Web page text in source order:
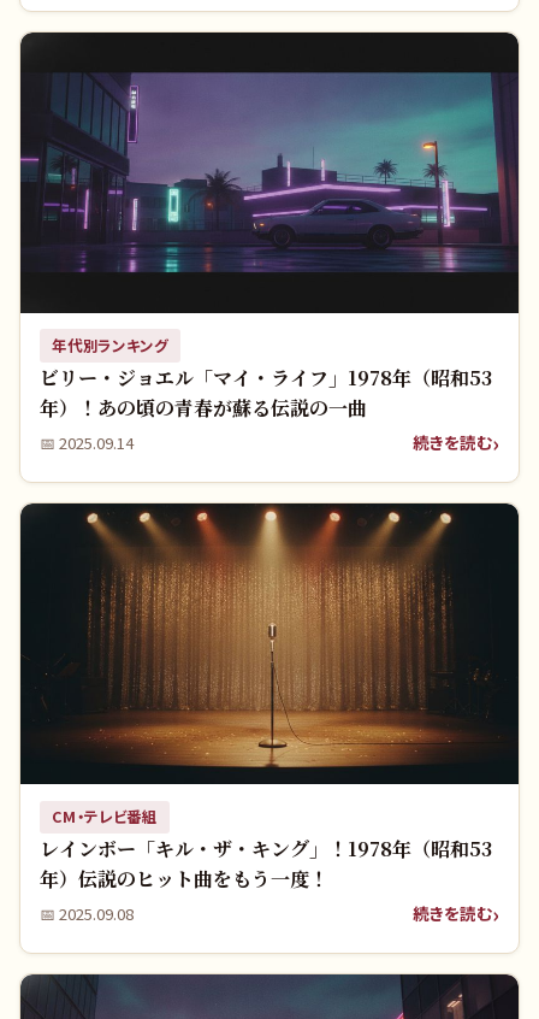
年代別ランキング
ビリー・ジョエル「マイ・ライフ」1978年（昭和53
年）！あの頃の青春が蘇る伝説の一曲
📅 2025.09.14 続きを読む
CM・テレビ番組
レインボー「キル・ザ・キング」！1978年（昭和53
年）伝説のヒット曲をもう一度！
📅 2025.09.08 続きを読む